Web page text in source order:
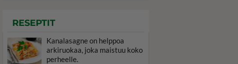
RESEPTIT
Kanalasagne on helppoa
arkiruokaa, joka maistuu koko
perheelle.